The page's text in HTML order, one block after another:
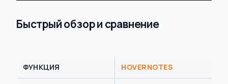
Быстрый обзор и сравнение
ФУНКЦИЯ HOVERNOTES